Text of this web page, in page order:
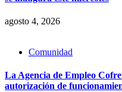
agosto 4, 2026
Comunidad
La Agencia de Empleo
autorización de